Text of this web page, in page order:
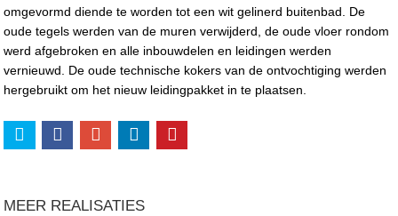
omgevormd diende te worden tot een wit gelinerd buitenbad. De
oude tegels werden van de muren verwijderd, de oude vloer rondom
werd afgebroken en alle inbouwdelen en leidingen werden
vernieuwd. De oude technische kokers van de ontvochtiging werden
hergebruikt om het nieuw leidingpakket in te plaatsen.
MEER REALISATIES